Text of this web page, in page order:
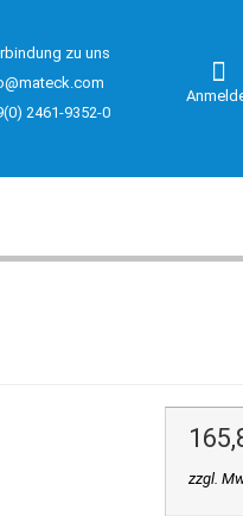
zu uns
2461-9352-0
zzgl.